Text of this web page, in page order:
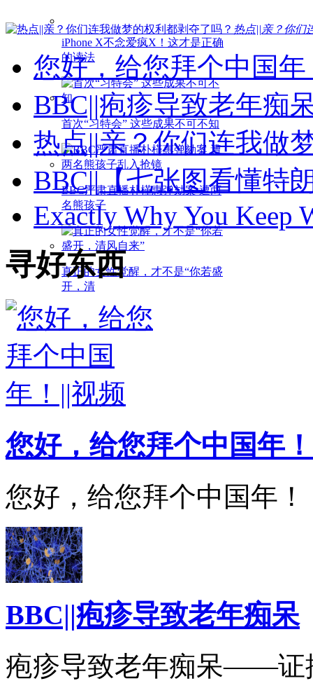
iPhone X不念爱疯X！这才是正确
的读法
首次“习特会” 这些成果不可不知
BBC严肃直播朴槿惠弹劾案 遭两
名熊孩子
真正的女性觉醒，才不是“你若盛
开，清
热点||亲？你们
您好，给您拜个中国年
BBC||疱疹导致老年
热点||亲？你们连我做
BBC||【七张图看懂特
Exactly Why You Keep
寻好东西
您好，给您拜个中国年！
您好，给您拜个中国年！
BBC||疱疹导致老年痴呆
疱疹导致老年痴呆——证